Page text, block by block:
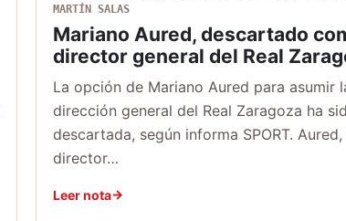
MARTÍN SALAS
Mariano Aured, descartado
director general del Real
La opción de Mariano Aured para asumir
dirección general del Real Zaragoza ha
descartada, según informa SPORT.
director…
Leer nota